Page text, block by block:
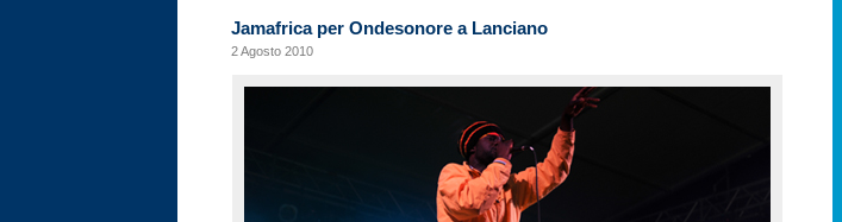
Jamafrica per Ondesonore a Lanciano
2 Agosto 2010